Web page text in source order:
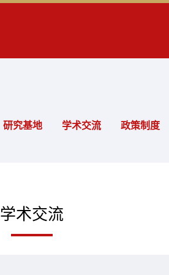
研究基地 学术交流 政策制度
学术交流